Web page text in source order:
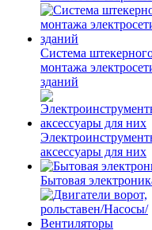
Система
монтажа
зданий
аксессуары для них
Бытовая